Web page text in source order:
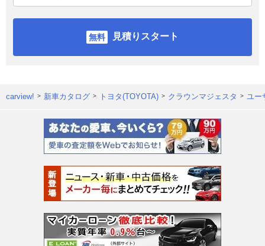
見積りスタート
carview! 新車カタログ トヨタ(TOYOTA) クラウンマジェスタ ユー